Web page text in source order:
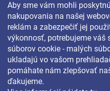
Aby sme vám mohli
nakupovania na našej
reklám a zabezpečiť jej
výkonnosť, potrebujeme váš
súborov cookie - malých
ukladajú vo vašom
pomáhate nám zlepšovať
ďakujeme.
Pre akcie, súťaže a zľavy nás